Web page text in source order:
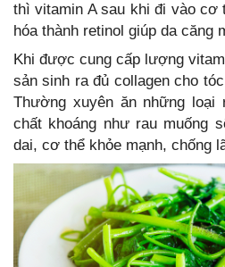
thì vitamin A sau khi đi vào cơ
hóa thành retinol giúp da căng
Khi được cung cấp lượng
sản sinh ra đủ collagen cho
Thường xuyên ăn những loại
chất khoáng như rau muống
dai, cơ thể khỏe mạnh, chống